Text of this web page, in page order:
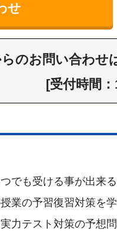
せ
のお問い合わせ
[受付時間
でも受ける事が出来
業の予習復習対策を
力テスト対策の予想